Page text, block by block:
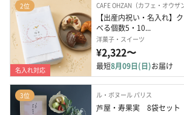
2位
名入れ対応
CAFE OHZAN（カフェ・オウザン
【出産内祝い・名入れ】
べる個数5・10...
洋菓子・スイーツ
¥2,322〜
最短8月09日(日)お届け
3位 ル・ボヌール パリス
芦屋・寿果実　8袋セット